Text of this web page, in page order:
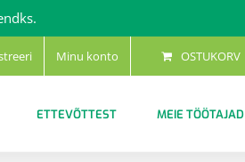
Minu konto OSTUKORV
ETTEVÕTTEST MEIE TÖÖTAJAD